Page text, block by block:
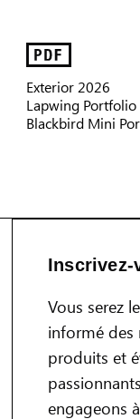
Exterior 2026
Lapwing Portfolio
Blackbird Mini
Vous serez
informé des
produits et
engageons